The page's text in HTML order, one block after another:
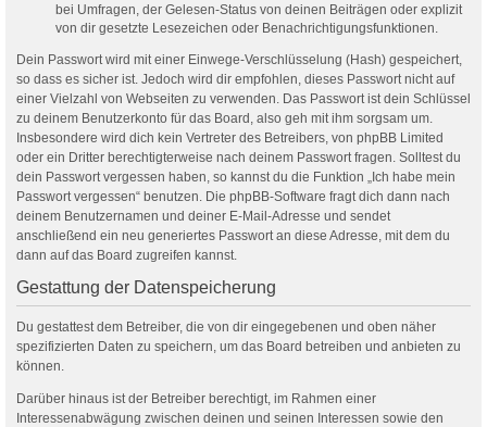
bei Umfragen, der Gelesen-Status von deinen Beiträgen oder explizit
von dir gesetzte Lesezeichen oder Benachrichtigungsfunktionen.
Dein Passwort wird mit einer Einwege-Verschlüsselung (Hash) gespeichert,
so dass es sicher ist. Jedoch wird dir empfohlen, dieses Passwort nicht auf
einer Vielzahl von Webseiten zu verwenden. Das Passwort ist dein Schlüssel
zu deinem Benutzerkonto für das Board, also geh mit ihm sorgsam um.
Insbesondere wird dich kein Vertreter des Betreibers, von phpBB Limited
oder ein Dritter berechtigterweise nach deinem Passwort fragen. Solltest du
dein Passwort vergessen haben, so kannst du die Funktion „Ich habe mein
Passwort vergessen“ benutzen. Die phpBB-Software fragt dich dann nach
deinem Benutzernamen und deiner E-Mail-Adresse und sendet
anschließend ein neu generiertes Passwort an diese Adresse, mit dem du
dann auf das Board zugreifen kannst.
Gestattung der Datenspeicherung
Du gestattest dem Betreiber, die von dir eingegebenen und oben näher
spezifizierten Daten zu speichern, um das Board betreiben und anbieten zu
können.
Darüber hinaus ist der Betreiber berechtigt, im Rahmen einer
Interessenabwägung zwischen deinen und seinen Interessen sowie den